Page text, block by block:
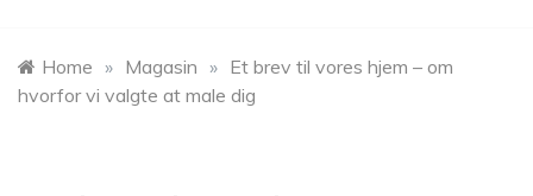
Home » Magasin » Et brev til vores hjem – om
hvorfor vi valgte at male dig